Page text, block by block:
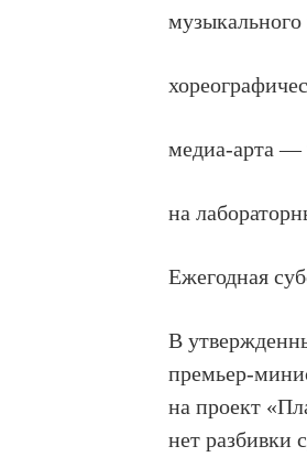
медиа-арта —
на
Ежегодная
В
премьер-
на проект
нет разбивки